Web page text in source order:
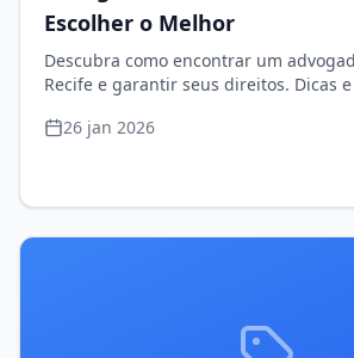
Escolher o Melhor
Descubra como encontrar um
Recife e garantir seus direitos. Dicas
26 jan 2026